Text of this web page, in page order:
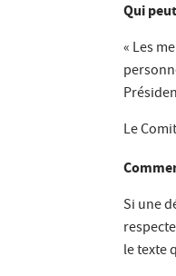
Qui
« Les
Le
Si une
le texte